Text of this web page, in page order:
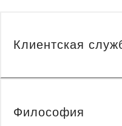
Клиентская
Философия